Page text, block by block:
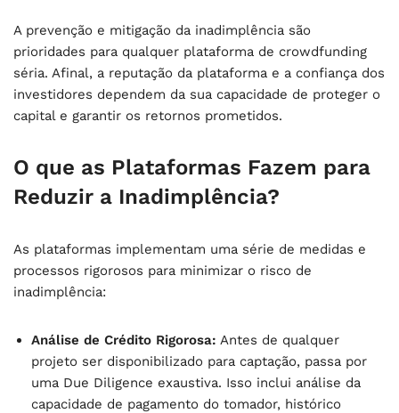
A prevenção e mitigação da inadimplência são
prioridades para qualquer plataforma de crowdfunding
séria. Afinal, a reputação da plataforma e a confiança dos
investidores dependem da sua capacidade de proteger o
capital e garantir os retornos prometidos.
O que as Plataformas Fazem para
Reduzir a Inadimplência?
As plataformas implementam uma série de medidas e
processos rigorosos para minimizar o risco de
inadimplência:
Análise de Crédito Rigorosa: Antes de qualquer
projeto ser disponibilizado para captação, passa por
uma Due Diligence exaustiva. Isso inclui análise da
capacidade de pagamento do tomador, histórico